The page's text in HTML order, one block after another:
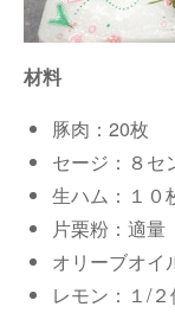
材料
豚肉：20枚
セージ：８セ
生ハム：１０
片栗粉：適量
オリーブオイ
レモン：１/２